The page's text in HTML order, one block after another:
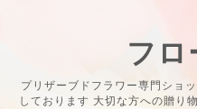
フロ
プリザーブドフラワー専門ショ
しております 大切な方への贈り